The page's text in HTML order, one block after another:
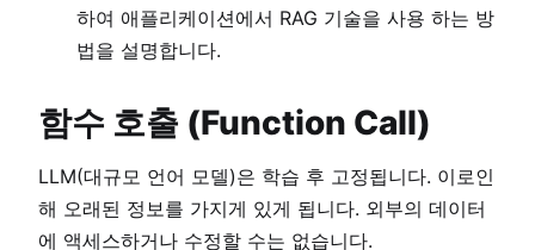
하여 애플리케이션에서 RAG 기술을 사용 하는 방
법을 설명합니다.
함수 호출 (Function Call)
LLM(대규모 언어 모델)은 학습 후 고정됩니다. 이로인
해 오래된 정보를 가지게 있게 됩니다. 외부의 데이터
에 액세스하거나 수정할 수는 없습니다.